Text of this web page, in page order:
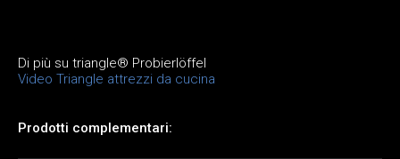
Di più su triangle® Probierlöffel
Video Triangle attrezzi da cucina
Prodotti complementari: